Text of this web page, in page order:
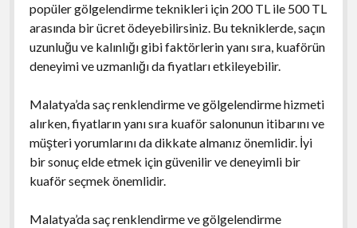
popüler gölgelendirme teknikleri için 200 TL ile 500 TL
arasında bir ücret ödeyebilirsiniz. Bu tekniklerde, saçın
uzunluğu ve kalınlığı gibi faktörlerin yanı sıra, kuaförün
deneyimi ve uzmanlığı da fiyatları etkileyebilir.
Malatya’da saç renklendirme ve gölgelendirme hizmeti
alırken, fiyatların yanı sıra kuaför salonunun itibarını ve
müşteri yorumlarını da dikkate almanız önemlidir. İyi
bir sonuç elde etmek için güvenilir ve deneyimli bir
kuaför seçmek önemlidir.
Malatya’da saç renklendirme ve gölgelendirme